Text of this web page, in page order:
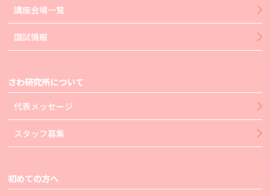
講座会場一覧
国試情報
さわ研究所について
代表メッセージ
スタッフ募集
初めての方へ